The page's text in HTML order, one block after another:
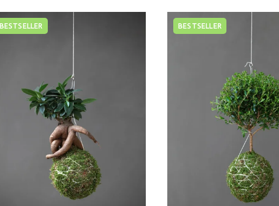
BESTSELLER BESTSELLER